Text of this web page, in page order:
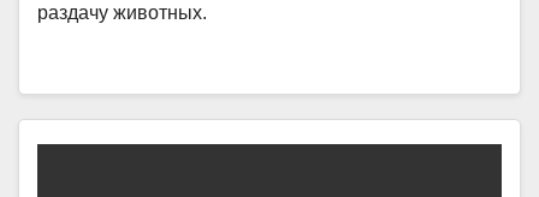
раздачу животных.